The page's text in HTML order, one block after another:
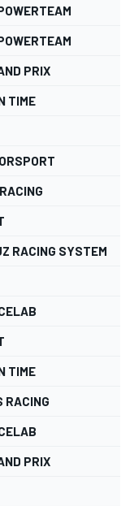
PRIX
TIME
RACING SYSTEM
TIME
RACING
PRIX